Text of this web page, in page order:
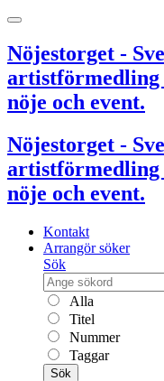
Nöjestorget -
nöje och event.
Nöjestorget -
nöje och event.
Kontakt
Arrangör söker
Sök
Alla
Titel
Nummer
Taggar
Sök